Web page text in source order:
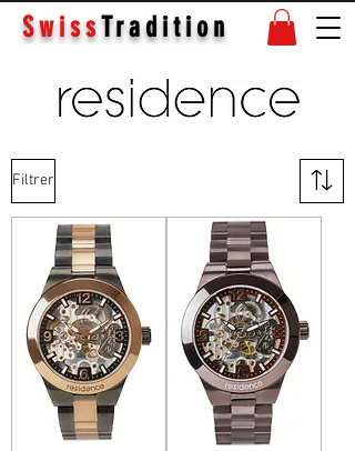
SwissTradition
Filtrer